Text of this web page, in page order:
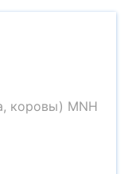
коровы) MNH